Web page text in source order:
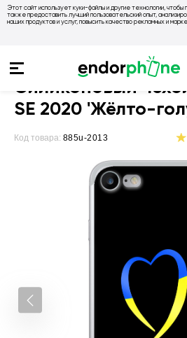
Этот сайт использует куки-файлы и другие технологии, чтобы
также предоставить лучший пользовательский опыт,
наших продуктов и услуг, повысить качество рекламных и
Чехлы на
Силиконовый
SE 2020 'Жёлто-
Код товара: 885u-2013